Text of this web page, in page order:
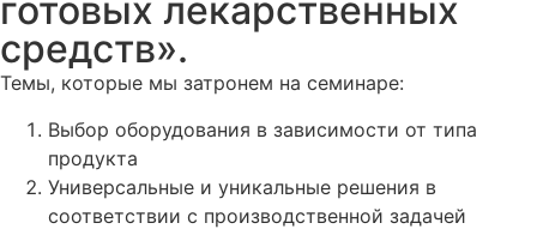
готовых лекарственных
средств».
Темы, которые мы затронем на семинаре:
Выбор оборудования в зависимости от типа
продукта
Универсальные и уникальные решения в
соответствии с производственной задачей